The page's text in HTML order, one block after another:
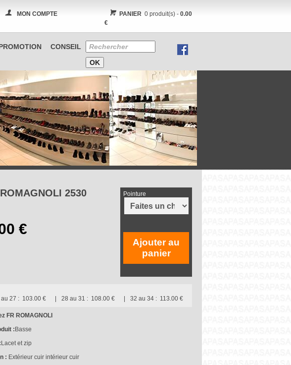
MON COMPTE PANIER 0 produit(s) -0.00
€
CONSEIL
2530
Pointure
Ajouter au
panier
27 : 103.00 € 28 au 31 : 108.00 € 32 au 34 : 113.00 €
FR ROMAGNOLI
: Basse
Lacet et zip
: Extérieur cuir intérieur cuir